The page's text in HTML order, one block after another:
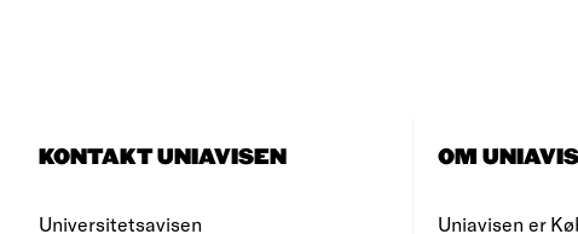
KONTAKT UNIAVISEN
Universitetsavisen
OM
Uniavisen er